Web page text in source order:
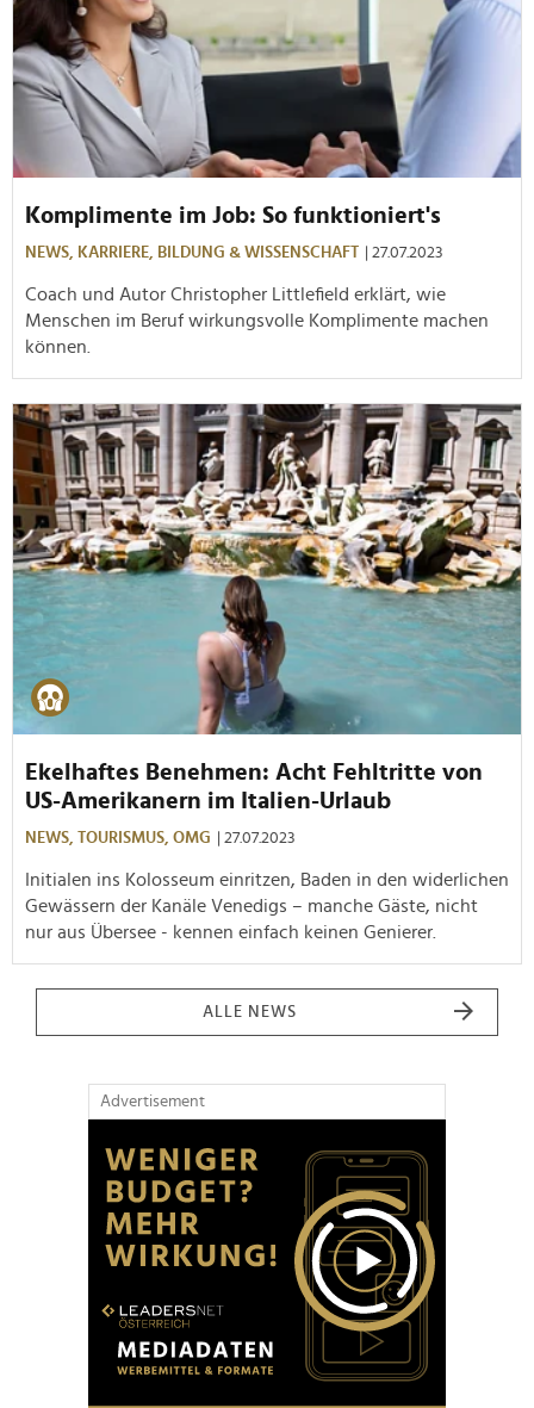
Komplimente im Job: So funktioniert's
NEWS, KARRIERE, BILDUNG & WISSENSCHAFT | 27.07.2023
Coach und Autor Christopher Littlefield erklärt, wie
Menschen im Beruf wirkungsvolle Komplimente machen
können.
Ekelhaftes Benehmen: Acht Fehltritte von
US-Amerikanern im Italien-Urlaub
NEWS, TOURISMUS, OMG | 27.07.2023
Initialen ins Kolosseum einritzen, Baden in den widerlichen
Gewässern der Kanäle Venedigs – manche Gäste, nicht
nur aus Übersee - kennen einfach keinen Genierer.
ALLE NEWS
Advertisement